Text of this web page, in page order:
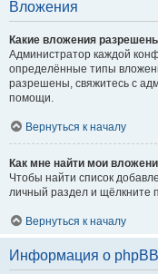
Вложения
Какие вложения
Администратор каждой
определённые типы
разрешены, свяжитесь с
помощи.
Вернуться к началу
Как мне найти мои
Чтобы найти список
личный раздел и щёлкните
Вернуться к началу
Информация о phpBB